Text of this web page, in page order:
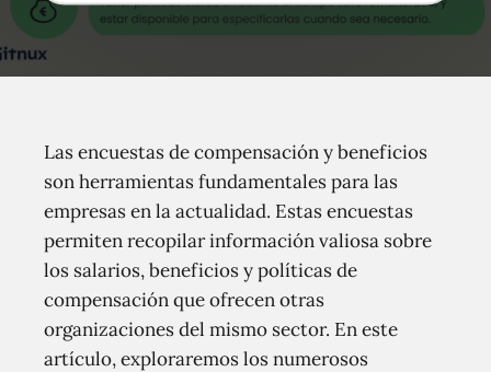
Las encuestas de compensación y beneficios
son herramientas fundamentales para las
empresas en la actualidad. Estas encuestas
permiten recopilar información valiosa sobre
los salarios, beneficios y políticas de
compensación que ofrecen otras
organizaciones del mismo sector. En este
artículo, exploraremos los numerosos